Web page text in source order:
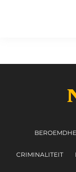
CRIMINALITEIT